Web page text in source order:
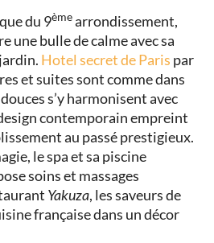
du 9èmearrondissement,
une bulle de calme avec sa
Hotel secret de Paris par
et suites sont comme dans
s’y harmonisent avec
contemporain empreint
au passé prestigieux.
le spa et sa piscine
soins et massages
Yakuza, les saveurs de
française dans un décor